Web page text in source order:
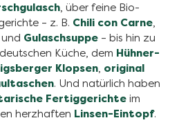
, über feine Bio-
– z. B. Chili con Carne,
und Gulaschsuppe – bis hin zu
Küche, dem Hühner-
Klopsen, original
. Und natürlich haben
Fertiggerichte im
herzhaften Linsen-Eintopf.